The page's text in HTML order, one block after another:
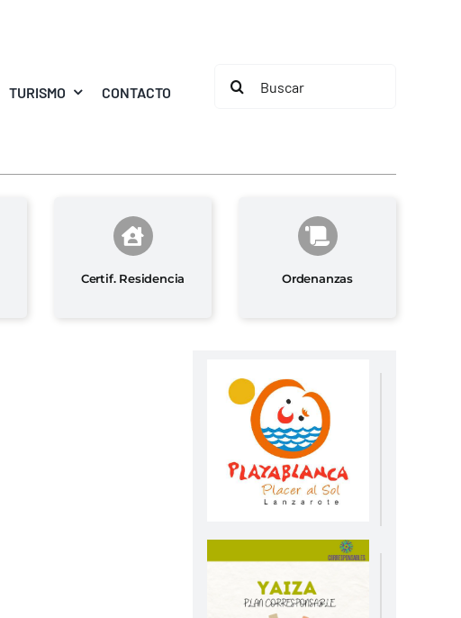
TURISMO CONTACTO
Buscar:
Certif. Residencia Ordenanzas